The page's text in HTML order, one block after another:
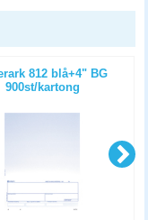
812 blå+4" BG
900st/kartong